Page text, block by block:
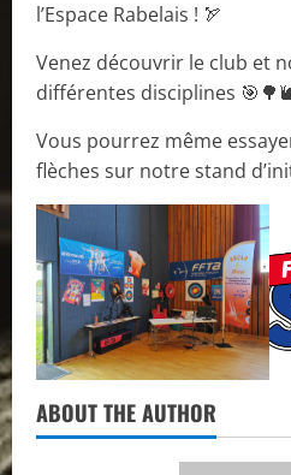
l’Espace Rabelais ! 🏹
Venez découvrir le club et
différentes disciplines
Vous pourrez même
flèches sur notre stand
ABOUT THE AUTHOR